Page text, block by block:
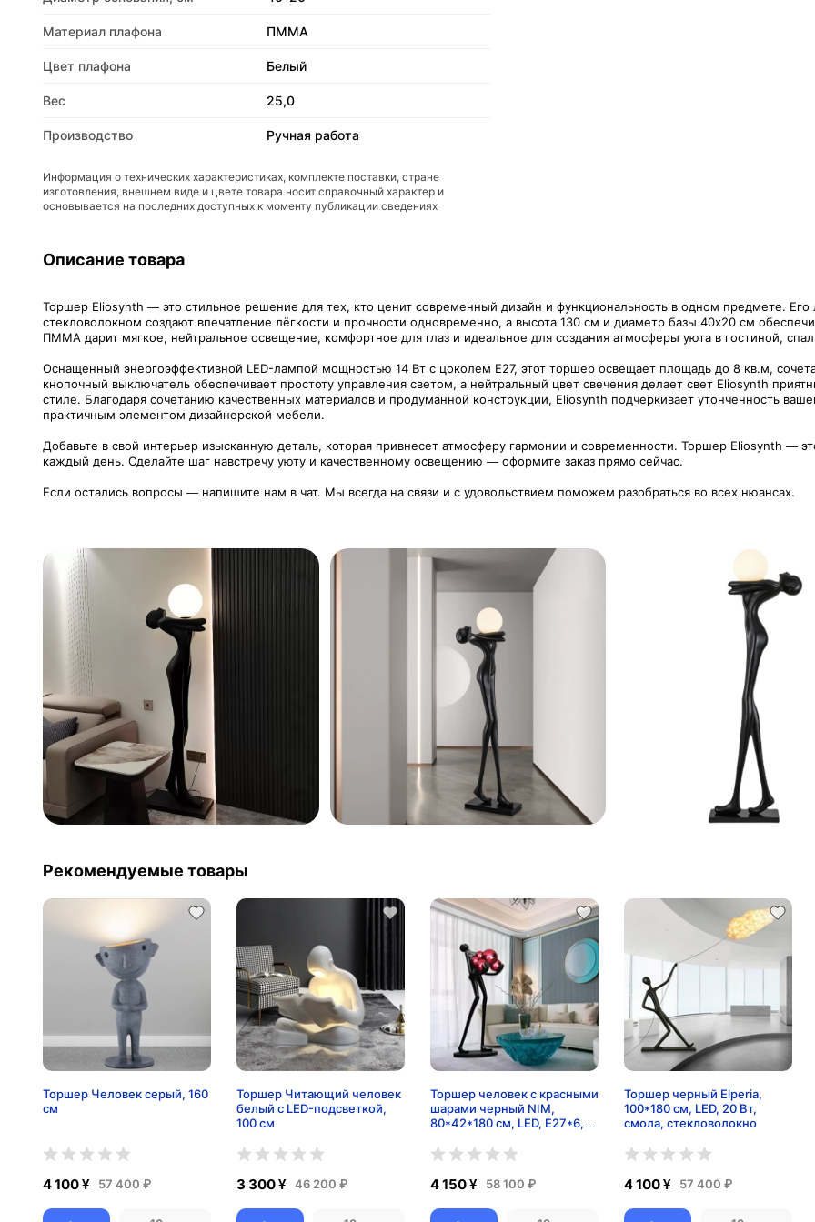
Материал плафона ПММА
Цвет плафона Белый
Вес 25,0
Производство Ручная работа
Информация о технических характеристиках, комплекте поставки, стране
изготовления, внешнем виде и цвете товара носит справочный характер и
основывается на последних доступных к моменту публикации сведениях
Описание товара
Торшер Eliosynth — это стильное решение для тех, кто ценит современный дизайн и функциональность в одном предмете.
стекловолокном создают впечатление лёгкости и прочности одновременно, а высота 130 см и диаметр базы 40х20 см
ПММА дарит мягкое, нейтральное освещение, комфортное для глаз и идеальное для создания атмосферы уюта в гостиной,
Оснащенный энергоэффективной LED-лампой мощностью 14 Вт с цоколем Е27, этот торшер освещает площадь до 8 кв.м,
кнопочный выключатель обеспечивает простоту управления светом, а нейтральный цвет свечения делает свет Eliosynth
стиле. Благодаря сочетанию качественных материалов и продуманной конструкции, Eliosynth подчеркивает утонченность
практичным элементом дизайнерской мебели.
Добавьте в свой интерьер изысканную деталь, которая привнесет атмосферу гармонии и современности. Торшер Eliosynth —
каждый день. Сделайте шаг навстречу уюту и качественному освещению — оформите заказ прямо сейчас.
Если остались вопросы — напишите нам в чат. Мы всегда на связи и с удовольствием поможем разобраться во всех нюансах.
Рекомендуемые товары
Торшер Человек серый, 160
см
4 100 ¥ 57 400 ₽
Торшер Читающий человек
белый с LED-подсветкой,
100 см
3 300 ¥ 46 200 ₽
Торшер человек с красными
шарами черный NIM,
80*42*180 см, LED, E27*6,
24 Вт
4 150 ¥ 58 100 ₽
Торшер черный Elperia,
100*180 см, LED, 20 Вт,
смола, стекловолокно
4 100 ¥ 57 400 ₽